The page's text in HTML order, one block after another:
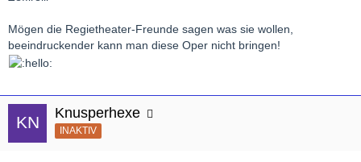
Mögen die Regietheater-Freunde sagen was sie wollen,
beeindruckender kann man diese Oper nicht bringen!
Knusperhexe
INAKTIV